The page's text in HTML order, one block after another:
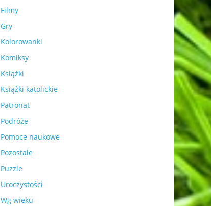
Filmy
Gry
Kolorowanki
Komiksy
Książki
Książki katolickie
Patronat
Podróże
Pomoce naukowe
Pozostałe
Puzzle
Uroczystości
Wg wieku